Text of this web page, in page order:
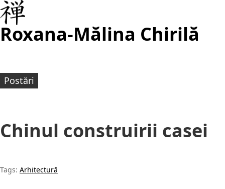
Roxana-Mălina Chirilă
Postări
Chinul construirii casei
Tags: Arhitectură